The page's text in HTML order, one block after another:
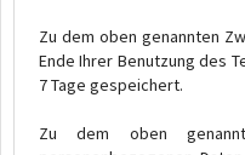
Zu dem oben genannten
Ende Ihrer Benutzung des
7 Tage gespeichert.
Zu dem oben